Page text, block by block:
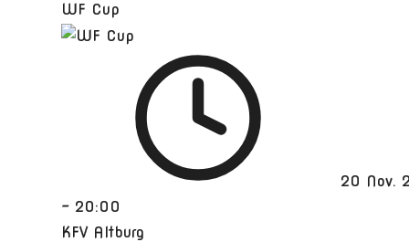
WF Cup
20 Nov.
- 20:00
KFV Altburg